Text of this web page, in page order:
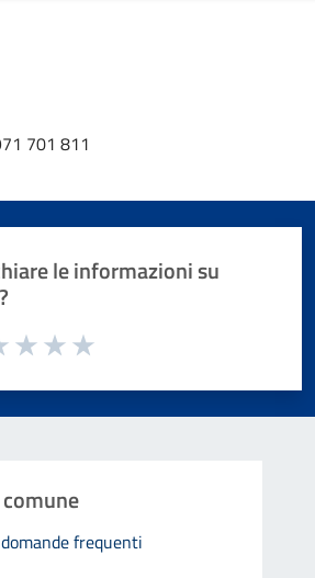
701 811
le informazioni su
la pagina
frequenti